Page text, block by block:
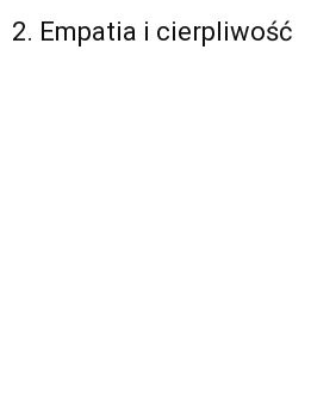
2. Empatia i cierpliwość